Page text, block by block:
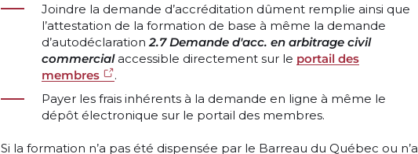
Joindre la demande d’accréditation dûment remplie ainsi que
l’attestation de la formation de base à même la demande
d’autodéclaration2.7 Demande d'acc. en arbitrage civil
commercialaccessible directement sur le portail des
membres
.
Payer les frais inhérents à la demande en ligne à même le
dépôt électronique sur le portail des membres.
Si la formation n’a pas été dispensée par le Barreau du Québec ou n’a